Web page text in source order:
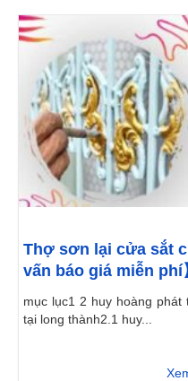
Thợ sơn lại cửa sắt
vấn báo giá miễn phí
mục lục1 2 huy hoàng
tại long thành2.1 huy...